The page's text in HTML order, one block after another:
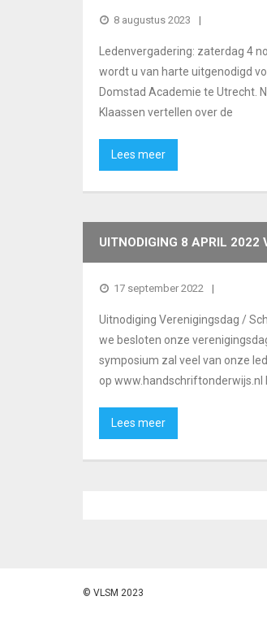
8 augustus 2023
Ledenvergadering: zaterdag 4
wordt u van harte uitgenodigd
Domstad Academie te Utrecht.
Klaassen vertellen over de
Lees meer
UITNODIGING 8 APRIL 2022
17 september 2022
Uitnodiging Verenigingsdag /
we besloten onze
symposium zal veel van onze
op www.handschriftonderwijs.nl
Lees meer
© VLSM 2023